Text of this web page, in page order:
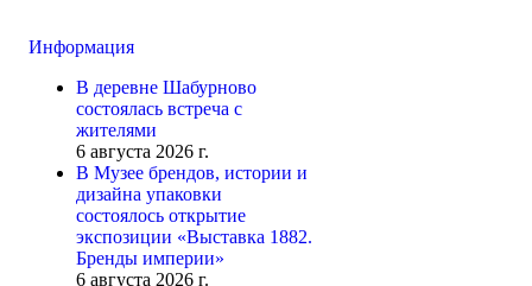
Информация
В деревне Шабурново
состоялась встреча с
жителями
6 августа 2026 г.
В Музее брендов, истории и
дизайна упаковки
состоялось открытие
экспозиции «Выставка 1882.
Бренды империи»
6 августа 2026 г.